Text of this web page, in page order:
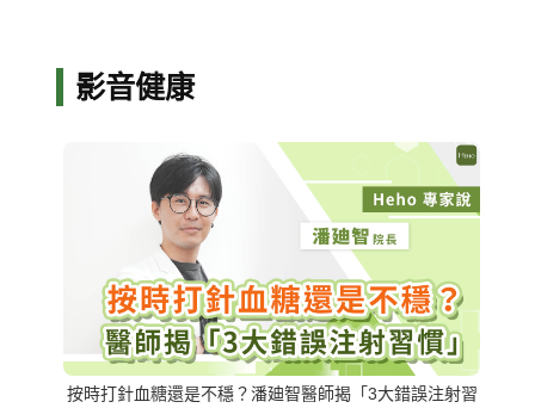
影音健康
按時打針血糖還是不穩？潘廸智醫師揭「3大錯誤注射習